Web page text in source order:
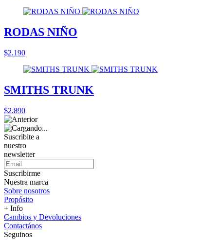
RODAS NIÑO
$2.190
SMITHS TRUNK
$2.890
Suscribite a
nuestro
newsletter
Suscribirme
Nuestra marca
Sobre nosotros
Propósito
+ Info
Cambios y Devoluciones
Contactános
Seguinos